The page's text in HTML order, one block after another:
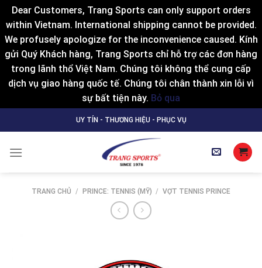
Dear Customers, Trang Sports can only support orders
within Vietnam. International shipping cannot be provided.
We profusely apologize for the inconvenience caused. Kính
gửi Quý Khách hàng, Trang Sports chỉ hỗ trợ các đơn hàng
trong lãnh thổ Việt Nam. Chúng tôi không thể cung cấp
dịch vụ giao hàng quốc tế. Chúng tôi chân thành xin lỗi vì
sự bất tiện này. Bỏ qua
to
UY TÍN - THƯƠNG HIỆU - PHỤC VỤ
TRANG CHỦ / PRINCE: TENNIS (MỸ) / VỢT TENNIS PRINCE